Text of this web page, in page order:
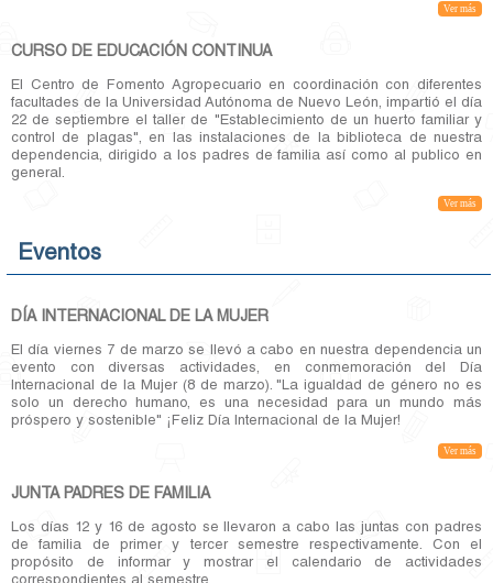
Ver más
CURSO DE EDUCACIÓN CONTINUA
El Centro de Fomento Agropecuario en coordinación con diferentes
facultades de la Universidad Autónoma de Nuevo León, impartió el día
22 de septiembre el taller de "Establecimiento de un huerto familiar y
control de plagas", en las instalaciones de la biblioteca de nuestra
dependencia, dirigido a los padres de familia así como al publico en
general.
Ver más
Eventos
DÍA INTERNACIONAL DE LA MUJER
El día viernes 7 de marzo se llevó a cabo en nuestra dependencia un
evento con diversas actividades, en conmemoración del Día
Internacional de la Mujer (8 de marzo). "La igualdad de género no es
solo un derecho humano, es una necesidad para un mundo más
próspero y sostenible" ¡Feliz Día Internacional de la Mujer!
Ver más
JUNTA PADRES DE FAMILIA
Los días 12 y 16 de agosto se llevaron a cabo las juntas con padres
de familia de primer y tercer semestre respectivamente. Con el
propósito de informar y mostrar el calendario de actividades